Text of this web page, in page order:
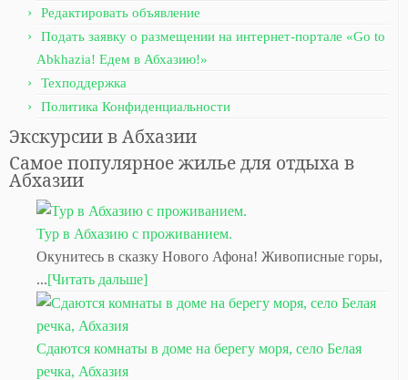
Редактировать объявление
Подать заявку о размещении на интернет-портале «Go to
Abkhazia! Едем в Абхазию!»
Техподдержка
Политика Конфиденциальности
Экскурсии в Абхазии
Самое популярное жилье для отдыха в
Абхазии
Тур в Абхазию с проживанием.
Окунитесь в сказку Нового Афона! Живописные горы,
...[Читать дальше]
Сдаются комнаты в доме на берегу моря, село Белая
речка, Абхазия